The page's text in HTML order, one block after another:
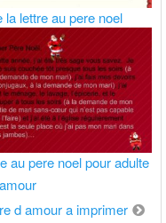
la lettre au pere noel
au pere noel pour adulte
d amour a imprimer